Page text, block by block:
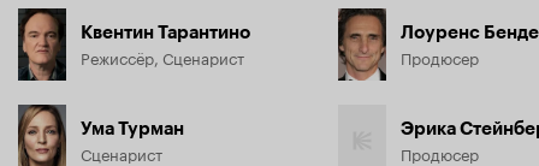
Квентин Тарантино
Режиссёр, Сценарист
Ума Турман
Сценарист
Лоуренс
Продюсер
Эрика
Продюсер